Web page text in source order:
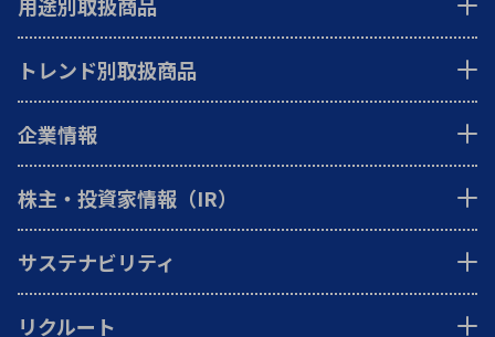
トレンド別取扱商品
企業情報
株主・投資家情報（IR）
サステナビリティ
リクルート